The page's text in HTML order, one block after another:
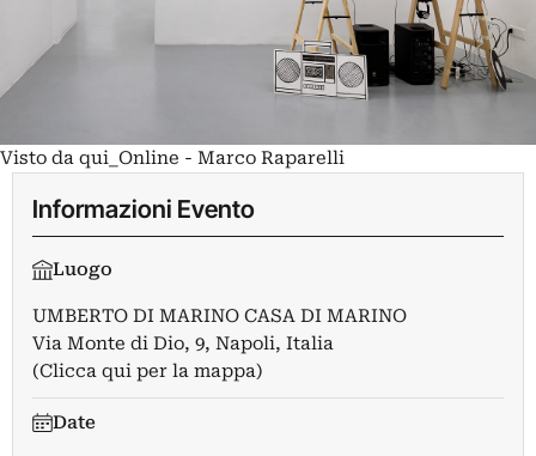
Visto da qui_Online - Marco Raparelli
Informazioni Evento
Luogo
UMBERTO DI MARINO CASA DI MARINO
Via Monte di Dio, 9, Napoli, Italia
(Clicca qui per la mappa)
Date